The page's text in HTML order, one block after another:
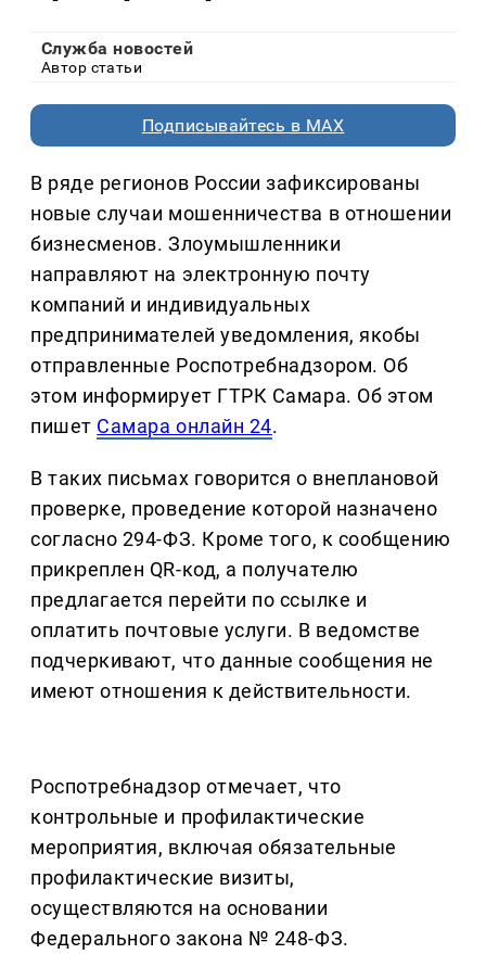
Служба новостей
Автор статьи
Подписывайтесь в MAX
В ряде регионов России зафиксированы
новые случаи мошенничества в отношении
бизнесменов. Злоумышленники
направляют на электронную почту
компаний и индивидуальных
предпринимателей уведомления, якобы
отправленные Роспотребнадзором. Об
этом информирует ГТРК Самара. Об этом
пишет Самара онлайн 24.
В таких письмах говорится о внеплановой
проверке, проведение которой назначено
согласно 294-ФЗ. Кроме того, к сообщению
прикреплен QR-код, а получателю
предлагается перейти по ссылке и
оплатить почтовые услуги. В ведомстве
подчеркивают, что данные сообщения не
имеют отношения к действительности.
Роспотребнадзор отмечает, что
контрольные и профилактические
мероприятия, включая обязательные
профилактические визиты,
осуществляются на основании
Федерального закона № 248-ФЗ.